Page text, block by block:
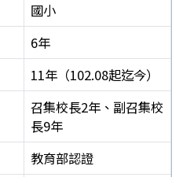
國小
6年
11年（102.08起迄今）
召集校長2年、副召集校
長9年
教育部認證